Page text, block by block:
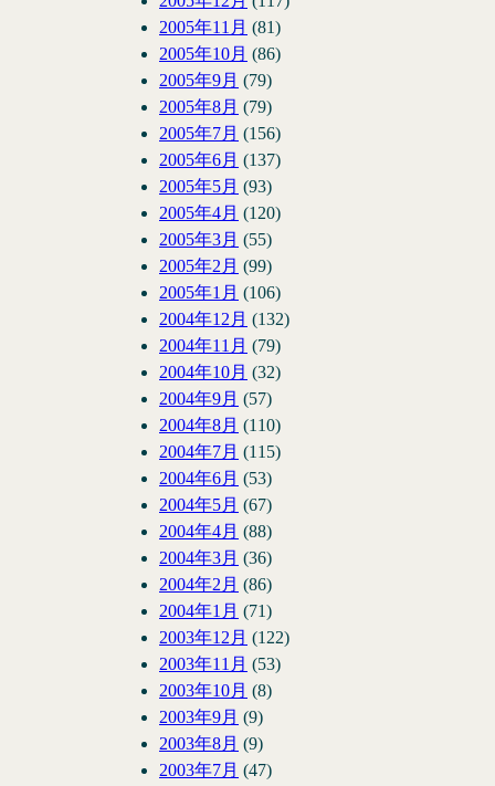
2005年11月 (81)
2005年10月 (86)
2005年9月 (79)
2005年8月 (79)
2005年7月 (156)
2005年6月 (137)
2005年5月 (93)
2005年4月 (120)
2005年3月 (55)
2005年2月 (99)
2005年1月 (106)
2004年12月 (132)
2004年11月 (79)
2004年10月 (32)
2004年9月 (57)
2004年8月 (110)
2004年7月 (115)
2004年6月 (53)
2004年5月 (67)
2004年4月 (88)
2004年3月 (36)
2004年2月 (86)
2004年1月 (71)
2003年12月 (122)
2003年11月 (53)
2003年10月 (8)
2003年9月 (9)
2003年8月 (9)
2003年7月 (47)